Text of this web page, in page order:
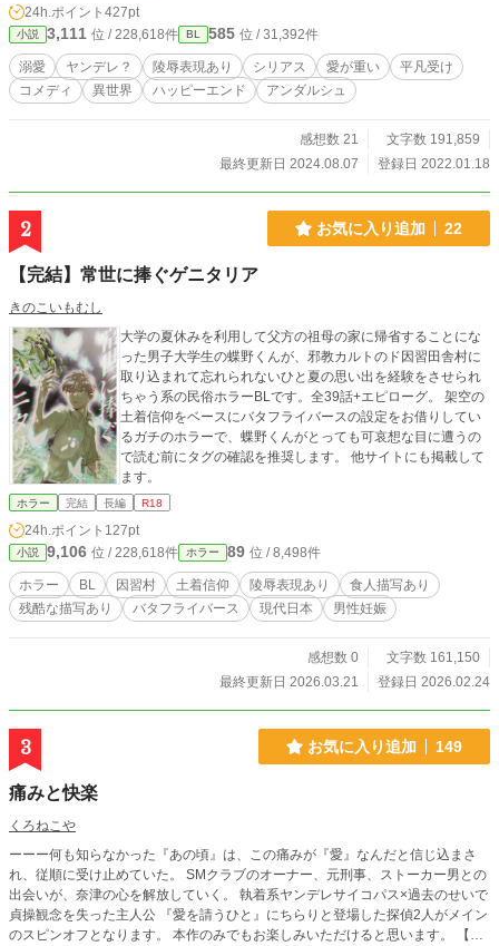
ち） 〈注意〉 1章は明るい感じですが、2章は陵辱表現等あり
ますので、苦手な方は1章まででお願いします。 苦手ではな
い方は、乗り越えた先にヤンデレ気味な溺愛年下奴隷が見れ
ますのでお楽しみに。 ------------------------------ ムーンライトノ
ベルズさんで日間・週間・月間・四半期ランキング1位ありが
24h.ポイント 427pt
小説 3,111 位 / 228,618件 BL 585 位 / 31,392件
溺愛 ヤンデレ？ 陵辱表現あり シリアス 愛が重い
平凡受け
コメディ
異世界 ハッピーエンド アンダルシュ
感想数 21
文字数 191,859
最終更新日 2024.08.07
登録日 2022.01.18
2 お気に入り追加 22
【完結】常世に捧ぐゲニタリア
きのこいもむし
大学の夏休みを利用して父方の祖母の家に帰省することにな
った男子大学生の蝶野くんが、邪教カルトのド因習田舎村に
取り込まれて忘れられないひと夏の思い出を経験をさせられ
ちゃう系の民俗ホラーBLです。全39話+エピローグ。 架空の
土着信仰をベースにバタフライバースの設定をお借りしてい
るガチのホラーで、蝶野くんがとっても可哀想な目に遭うの
で読む前にタグの確認を推奨します。 他サイトにも掲載して
ます。
ホラー 完結 長編 R18
24h.ポイント 127pt
小説 9,106 位 / 228,618件 ホラー 89 位 / 8,498件
ホラー BL 因習村 土着信仰 陵辱表現あり
食人描写あり
残酷な描写あり
バタフライバース 現代日本 男性妊娠
感想数 0
文字数 161,150
最終更新日 2026.03.21
登録日 2026.02.24
3 お気に入り追加 149
痛みと快楽
くろねこや
ーーー何も知らなかった『あの頃』は、この痛みが『愛』なんだと信じ込まさ
れ、従順に受け止めていた。 SMクラブのオーナー、元刑事、ストーカー男との
出会いが、奈津の心を解放していく。 執着系ヤンデレサイコパス×過去のせいで
貞操観念を失った主人公 『愛を請うひと』にちらりと登場した探偵2人がメイン
のスピンオフとなります。 本作のみでもお楽しみいただけると思います。 【本